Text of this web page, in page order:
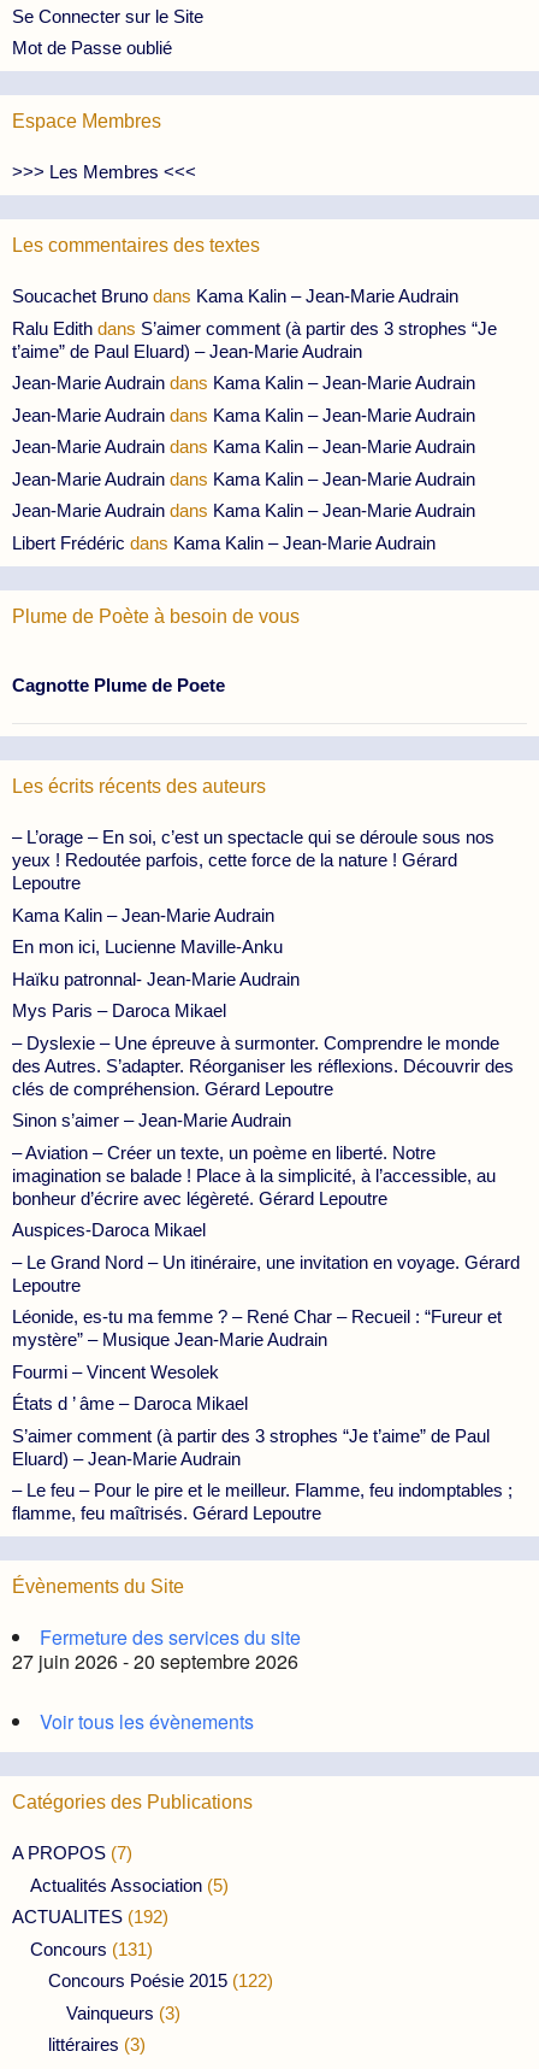
Se Connecter sur le Site
Mot de Passe oublié
Espace Membres
>>> Les Membres <<<
Les commentaires des textes
Soucachet Bruno dans Kama Kalin – Jean-Marie Audrain
Ralu Edith dans S’aimer comment (à partir des 3 strophes “Je
t’aime” de Paul Eluard) – Jean-Marie Audrain
Jean-Marie Audrain dans Kama Kalin – Jean-Marie Audrain
Jean-Marie Audrain dans Kama Kalin – Jean-Marie Audrain
Jean-Marie Audrain dans Kama Kalin – Jean-Marie Audrain
Jean-Marie Audrain dans Kama Kalin – Jean-Marie Audrain
Jean-Marie Audrain dans Kama Kalin – Jean-Marie Audrain
Libert Frédéric dans Kama Kalin – Jean-Marie Audrain
Plume de Poète à besoin de vous
Cagnotte Plume de Poete
Les écrits récents des auteurs
– L’orage – En soi, c’est un spectacle qui se déroule sous nos
yeux ! Redoutée parfois, cette force de la nature ! Gérard
Lepoutre
Kama Kalin – Jean-Marie Audrain
En mon ici, Lucienne Maville-Anku
Haïku patronnal- Jean-Marie Audrain
Mys Paris – Daroca Mikael
– Dyslexie – Une épreuve à surmonter. Comprendre le monde
des Autres. S’adapter. Réorganiser les réflexions. Découvrir des
clés de compréhension. Gérard Lepoutre
Sinon s’aimer – Jean-Marie Audrain
– Aviation – Créer un texte, un poème en liberté. Notre
imagination se balade ! Place à la simplicité, à l’accessible, au
bonheur d’écrire avec légèreté. Gérard Lepoutre
Auspices-Daroca Mikael
– Le Grand Nord – Un itinéraire, une invitation en voyage. Gérard
Lepoutre
Léonide, es-tu ma femme ? – René Char – Recueil : “Fureur et
mystère” – Musique Jean-Marie Audrain
Fourmi – Vincent Wesolek
États d ’ âme – Daroca Mikael
S’aimer comment (à partir des 3 strophes “Je t’aime” de Paul
Eluard) – Jean-Marie Audrain
– Le feu – Pour le pire et le meilleur. Flamme, feu indomptables ;
flamme, feu maîtrisés. Gérard Lepoutre
Évènements du Site
Fermeture des services du site
27 juin 2026 - 20 septembre 2026
Voir tous les évènements
Catégories des Publications
A PROPOS (7)
Actualités Association (5)
ACTUALITES (192)
Concours (131)
Concours Poésie 2015 (122)
Vainqueurs (3)
littéraires (3)